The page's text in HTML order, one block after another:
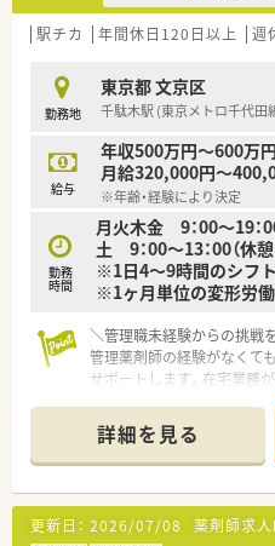
≪サポート体制充実！≫
は少なめです。
■遠隔地にて勤務する場合
■産休・育休の取得実績が
を整えています。復職率も100
駅チカ 年間休日120日以上 週
勤務地
東京都 文京区
千駄木駅 (東京メトロ千代田
給与
年収500万円～600万円
月給320,000円～
※年齢・経験により決定
勤務
時間
月火木金 9：00
土 9：00～13：00（休憩
※1日4～9時間のシフ
※1ヶ月単位の変形労
＼管理職未経験からの挑戦
管理薬剤師の経験がなくて
サポートします。在宅業務
＊
【店舗情報と応需状況につい
■千駄木駅から徒歩1分とい
方を中心に1日平均30枚か
す。
詳細を見る
更新日： 2026/07/08 薬剤師求人